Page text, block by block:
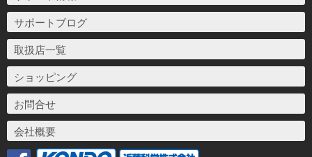
サポートブログ
取扱店一覧
ショッピング
お問合せ
会社概要